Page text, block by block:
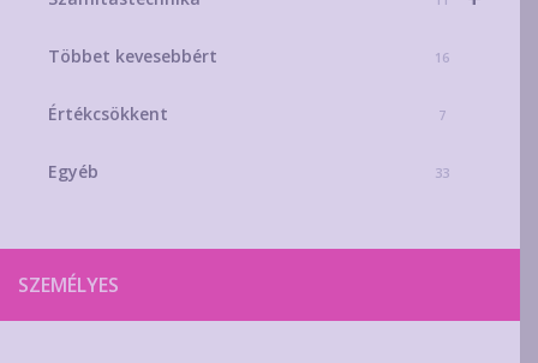
Többet kevesebbért 16
Értékcsökkent 7
Egyéb 33
SZEMÉLYES